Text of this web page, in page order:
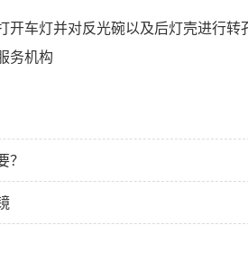
开车灯并对反光碗以及后灯壳进行
务机构